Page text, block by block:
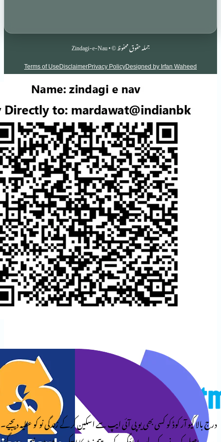
Designed by
Privacy Policy
Disclaimer
Terms of Use
کو کسی بھی یو پی آئی ایپ سے اسکین کرکے زندگی نو کو عطیہ دیجیے۔